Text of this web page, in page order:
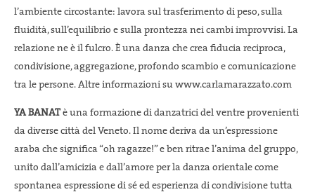
l’ambiente circostante: lavora sul trasferimento di peso, sulla
fluidità, sull’equilibrio e sulla prontezza nei cambi improvvisi. La
relazione ne è il fulcro. È una danza che crea fiducia reciproca,
condivisione, aggregazione, profondo scambio e comunicazione
tra le persone. Altre informazioni su www.carlamarazzato.com
YA BANATè una formazione di danzatrici del ventre provenienti
da diverse città del Veneto. Il nome deriva da un’espressione
araba che significa “oh ragazze!” e ben ritrae l’anima del gruppo,
unito dall’amicizia e dall’amore per la danza orientale come
spontanea espressione di sé ed esperienza di condivisione tutta